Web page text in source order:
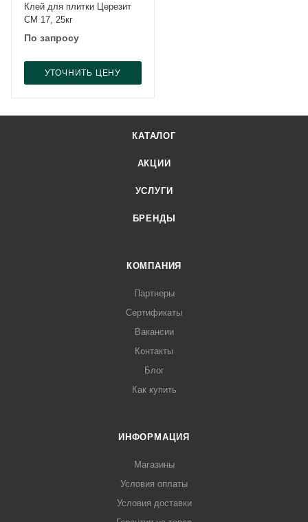
Клей для плитки Церезит
CM 17, 25кг
По запросу
УТОЧНИТЬ ЦЕНУ
КАТАЛОГ
АКЦИИ
УСЛУГИ
БРЕНДЫ
КОМПАНИЯ
Партнеры
Сертификаты
Вакансии
Контакты
Блог
Как купить
ИНФОРМАЦИЯ
Магазины
Условия оплаты
Условия доставки